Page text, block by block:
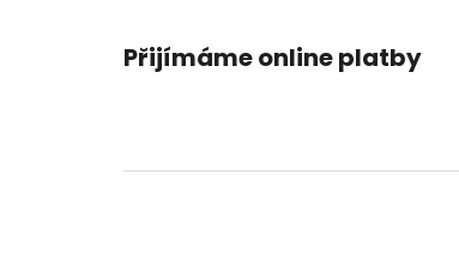
Přijímáme online platby